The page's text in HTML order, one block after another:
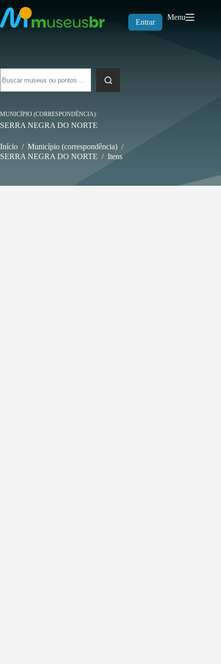
para
o
conteúdo
Entrar
Menu
resultados
MUNICÍPIO (CORRESPONDÊNCIA)
SERRA NEGRA DO NORTE
Início / Município (correspondência) /
SERRA NEGRA DO NORTE / Itens